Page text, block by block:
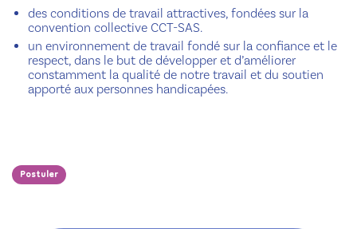
des conditions de travail attractives, fondées sur la
convention collective CCT-SAS.
un environnement de travail fondé sur la confiance et le
respect, dans le but de développer et d’améliorer
constamment la qualité de notre travail et du soutien
apporté aux personnes handicapées.
Postuler